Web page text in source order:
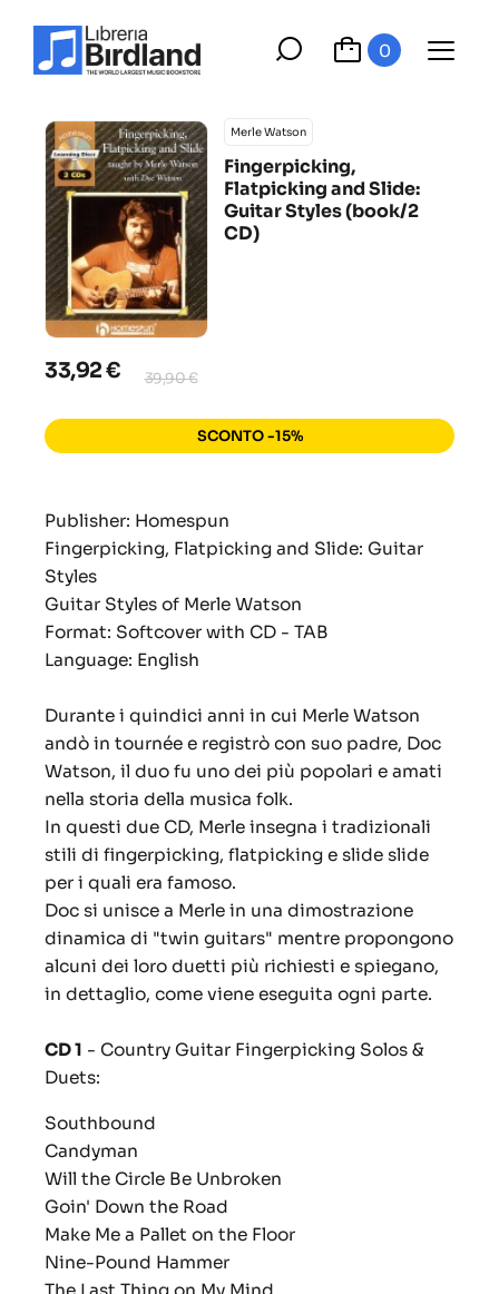
0
Merle Watson
Fingerpicking,
Flatpicking and Slide:
Guitar Styles (book/2
CD)
33,92 € 39,90 €
SCONTO -15%
Publisher: Homespun
Fingerpicking, Flatpicking and Slide: Guitar
Styles
Guitar Styles of Merle Watson
Format: Softcover with CD - TAB
Language: English
Durante i quindici anni in cui Merle Watson
andò in tournée e registrò con suo padre, Doc
Watson, il duo fu uno dei più popolari e amati
nella storia della musica folk.
In questi due CD, Merle insegna i tradizionali
stili di fingerpicking, flatpicking e slide slide
per i quali era famoso.
Doc si unisce a Merle in una dimostrazione
dinamica di "twin guitars" mentre propongono
alcuni dei loro duetti più richiesti e spiegano,
in dettaglio, come viene eseguita ogni parte.
CD 1 - Country Guitar Fingerpicking Solos &
Duets:
Southbound
Candyman
Will the Circle Be Unbroken
Goin' Down the Road
Make Me a Pallet on the Floor
Nine-Pound Hammer